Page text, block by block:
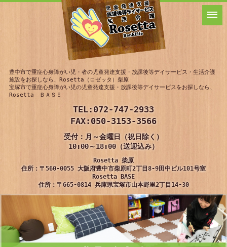
豊中市で重症心身障がい児・者の児童発達支援・放課後等デイサービス・生活介護
施設をお探しなら、Rosetta（ロゼッタ）柴原
宝塚市で重症心身障がい児の児童発達支援・放課後等デイサービスをお探しなら、
Rosetta ＢＡＳＥ
TEL:072-747-2933
FAX:050-3153-3566
受付：月～金曜日（祝日除く）
10:00～18:00（送迎込み）
Rosetta 柴原
住所：〒560-0055 大阪府豊中市柴原町2丁目8-9田中ビル101号室
Rosetta BASE
住所：〒665-0814 兵庫県宝塚市山本野里2丁目14-30